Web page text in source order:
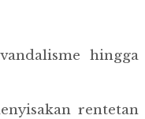
hingga
rentetan